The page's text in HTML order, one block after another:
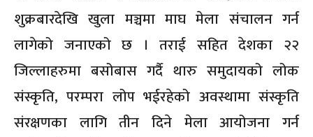
शुक्रबारदेखि खुला मञ्चमा माघ मेला संचालन गर्न
लागेको जनाएको छ । तराई सहित देशका २२
जिल्लाहरुमा बसोबास गर्दै थारु समुदायको लोक
संस्कृति, परम्परा लोप भईरहेको अवस्थामा संस्कृति
संरक्षणका लागि तीन दिने मेला आयोजना गर्न